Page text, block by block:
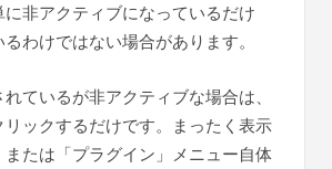
非アクティブになっているだけ
わけではない場合があります。
ているが非アクティブな場合は、
リックするだけです。まったく表示
または「プラグイン」メニュー自体